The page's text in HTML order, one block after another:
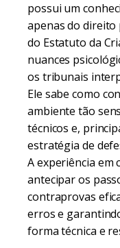
possui um
apenas do direito
do Estatuto da
nuances
os tribunais
Ele sabe como
ambiente tão
técnicos e,
estratégia de
A experiência em
antecipar os
contraprovas
erros e
forma técnica e